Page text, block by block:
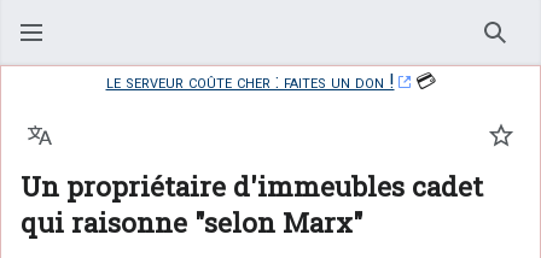
le serveur coûte cher : faites un don !
💳
Un propriétaire d'immeubles cadet
qui raisonne "selon Marx"
Langue